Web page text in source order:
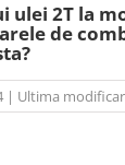
ulei 2T la
de
| Ultima